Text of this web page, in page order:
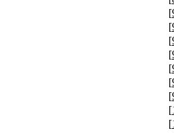
[
[
[
[
[
[
[
[
[